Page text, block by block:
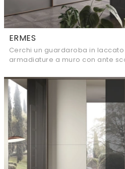
ERMES
Cerchi un guardaroba in
armadiature a muro con ante